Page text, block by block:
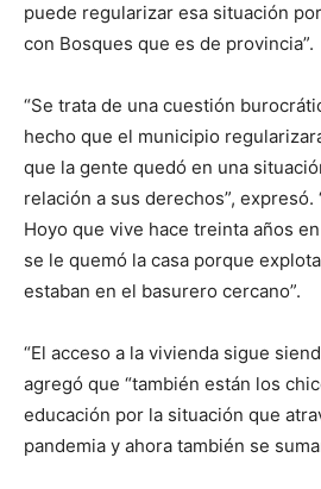
puede regularizar esa situación
con Bosques que es de provincia”.
“Se trata de una cuestión
hecho que el municipio
que la gente quedó en una
relación a sus derechos”, expresó.
Hoyo que vive hace treinta años
se le quemó la casa porque
estaban en el basurero cercano”.
“El acceso a la vivienda sigue
agregó que “también están los
educación por la situación que
pandemia y ahora también se